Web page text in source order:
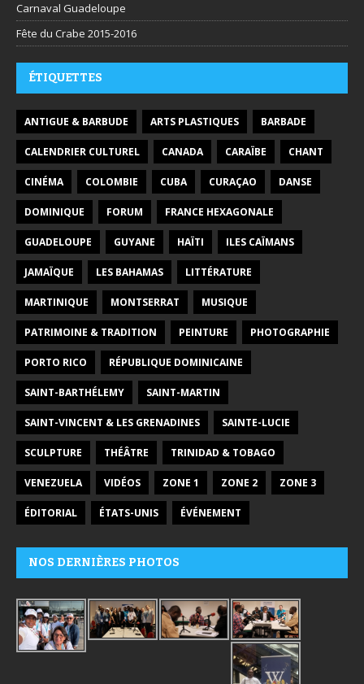
Carnaval Guadeloupe
Fête du Crabe 2015-2016
ÉTIQUETTES
ANTIGUE & BARBUDE ARTS PLASTIQUES BARBADE
CALENDRIER CULTUREL CANADA CARAÏBE CHANT
CINÉMA COLOMBIE CUBA CURAÇAO DANSE
DOMINIQUE FORUM FRANCE HEXAGONALE
GUADELOUPE GUYANE HAÏTI ILES CAÏMANS
JAMAÏQUE LES BAHAMAS LITTÉRATURE
MARTINIQUE MONTSERRAT MUSIQUE
PATRIMOINE & TRADITION PEINTURE PHOTOGRAPHIE
PORTO RICO RÉPUBLIQUE DOMINICAINE
SAINT-BARTHÉLEMY SAINT-MARTIN
SAINT-VINCENT & LES GRENADINES SAINTE-LUCIE
SCULPTURE THÉÂTRE TRINIDAD & TOBAGO
VENEZUELA VIDÉOS ZONE 1 ZONE 2 ZONE 3
ÉDITORIAL ÉTATS-UNIS ÉVÉNEMENT
NOS DERNIÈRES PHOTOS